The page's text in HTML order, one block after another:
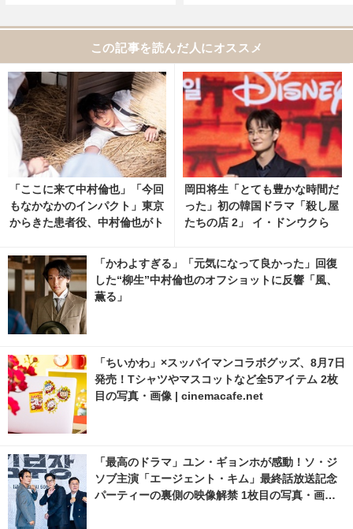
この記事を読んだ人にオススメ
「ここに来て中村倫也」「今回
もなかなかのインパクト」東京
からきた患者役、中村倫也がト
岡田将生「とても豊かな時間だ
った」初の韓国ドラマ「殺し屋
たちの店 2」 イ・ドンウクら
「かわよすぎる」「元気になって良かった」回復
した“柳生”中村倫也のオフショットに反響「風、
薫る」
「ちいかわ」×スッパイマンコラボグッズ、8月7日
発売！Tシャツやマスコットなど全5アイテム 2枚
目の写真・画像 | cinemacafe.net
「最高のドラマ」ユン・ギョンホが感動！ソ・ジ
ソブ主演「エージェント・キム」最終話放送記念
パーティーの裏側の映像解禁 1枚目の写真・画像 |